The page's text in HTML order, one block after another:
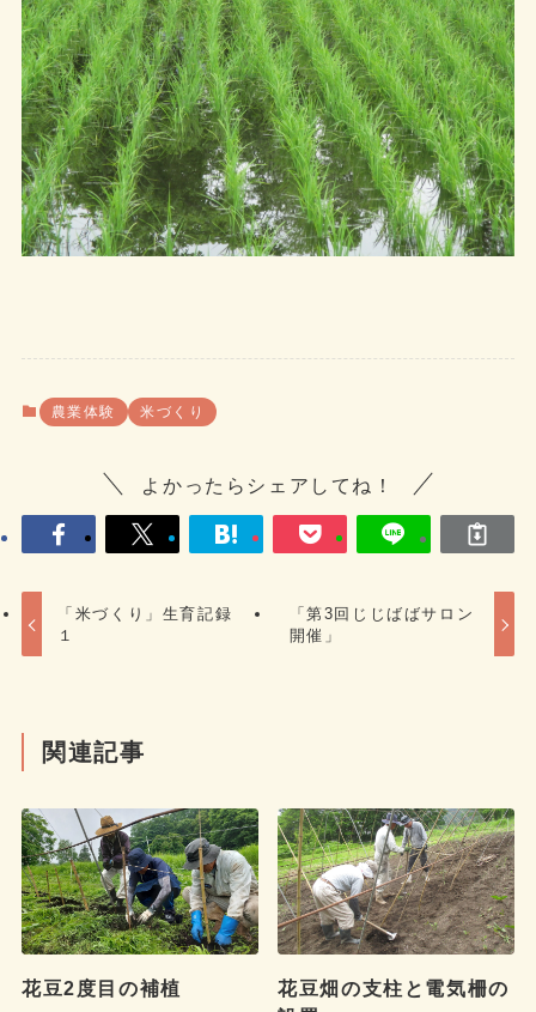
農業体験 米づくり
よかったらシェアしてね！
「米づくり」生育記録
１
「第3回じじばばサロン
開催」
関連記事
花豆2度目の補植
花豆畑の支柱と電気柵の